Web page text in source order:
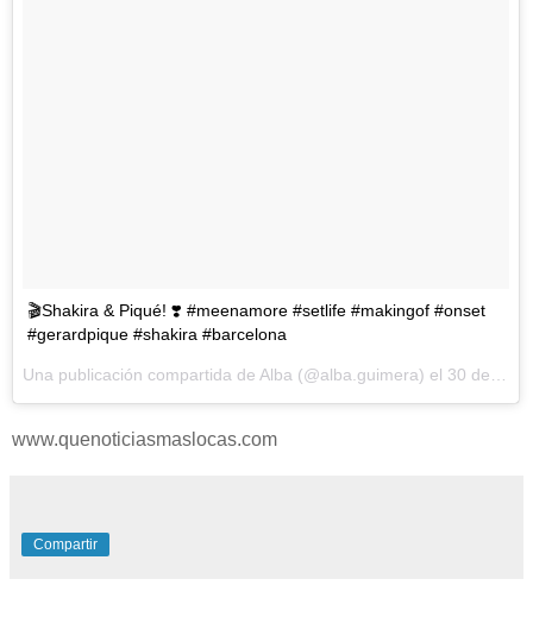
🎬Shakira & Piqué! ❣️ #meenamore #setlife #makingof #onset
#gerardpique #shakira #barcelona
Una publicación compartida de Alba (@alba.guimera) el 30 de Abr de 2017 a la(s) 1:50 PDT
www.quenoticiasmaslocas.com
Compartir